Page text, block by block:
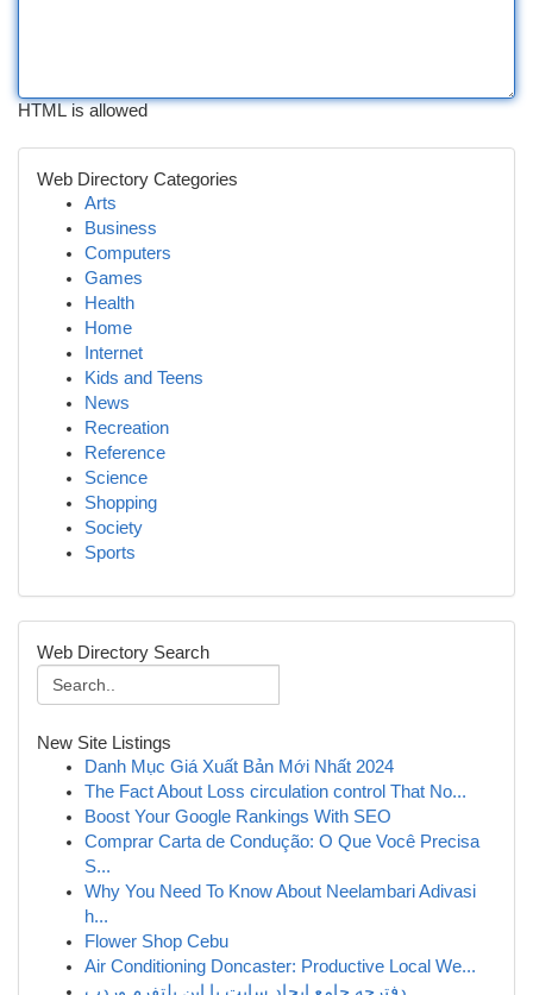
HTML is allowed
Web Directory Categories
Arts
Business
Computers
Games
Health
Home
Internet
Kids and Teens
News
Recreation
Reference
Science
Shopping
Society
Sports
Web Directory Search
New Site Listings
Danh Mục Giá Xuất Bản Mới Nhất 2024
The Fact About Loss circulation control That No...
Boost Your Google Rankings With SEO
Comprar Carta de Condução: O Que Você Precisa
S...
Why You Need To Know About Neelambari Adivasi
h...
Flower Shop Cebu
Air Conditioning Doncaster: Productive Local We...